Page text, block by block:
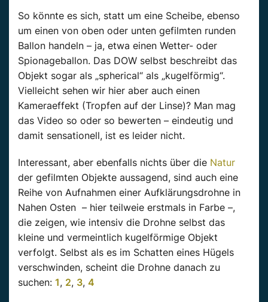
So könnte es sich, statt um eine Scheibe, ebenso
um einen von oben oder unten gefilmten runden
Ballon handeln – ja, etwa einen Wetter- oder
Spionageballon. Das DOW selbst beschreibt das
Objekt sogar als „spherical“ als „kugelförmig“.
Vielleicht sehen wir hier aber auch einen
Kameraeffekt (Tropfen auf der Linse)? Man mag
das Video so oder so bewerten – eindeutig und
damit sensationell, ist es leider nicht.
Interessant, aber ebenfalls nichts über die Natur
der gefilmten Objekte aussagend, sind auch eine
Reihe von Aufnahmen einer Aufklärungsdrohne in
Nahen Osten – hier teilweie erstmals in Farbe –,
die zeigen, wie intensiv die Drohne selbst das
kleine und vermeintlich kugelförmige Objekt
verfolgt. Selbst als es im Schatten eines Hügels
verschwinden, scheint die Drohne danach zu
suchen: 1, 2, 3, 4